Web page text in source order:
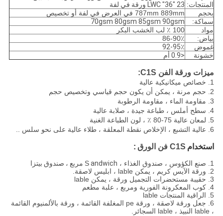
المنتجات: 23 "36" LWC ورقة في لفة
بحجم
787mm 889mm في العرض في لفة أو تخصيص
سماكة:
70gsm 80gsm 85gsm 90gsm
مواد
100 ٪ لب الخشب البكر
بياض:
86-90٪
غموض
92-95٪
خشونة
<0.9 أم
ميزات ورقة الفن C1S:
1. خصائص ميكانيكية عالية
2. حجم مرنة ، يمكن أن يكون حجم قياسي وتخصيص حجم
3. مقاومة الماء ، مقاومة الرطوبة
4. سطح أملس ، طباعة جيدة ، صلابة عالية
5. لمعان عالية 75-80 ٪ ، لون الطباعة الغنية
6. عالية التشبع ، الإخلاص نقطة المعلقة ، طلاء عالية على نحو سلس ..
استخدام C1S فن الورق :
1. صنع الكؤوس ، صندوق الغذاء ، S
andwich مربع ، صندوق بيتزا
2. ورقة الآيس كريم ، يمكن lable ، ابليس لاصقة.
3. حقيبة مستحضرات التجميل ورقة ، يمكن lable
4. كوب المعكرونة الفورية ومربع ، علبة مطعم
5. الراقية المنتجات lable
6. جعل ورقة لاصقة ، ورقة pe المغلفة القائمة ، ورقة بالألمنيوم القائمة
، lable النبيذ ، lable السجائر.